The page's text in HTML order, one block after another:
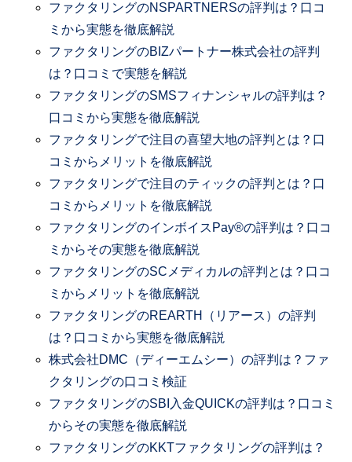
ファクタリングのNSPARTNERSの評判は？口コ
ミから実態を徹底解説
ファクタリングのBIZパートナー株式会社の評判
は？口コミで実態を解説
ファクタリングのSMSフィナンシャルの評判は？
口コミから実態を徹底解説
ファクタリングで注目の喜望大地の評判とは？口
コミからメリットを徹底解説
ファクタリングで注目のティックの評判とは？口
コミからメリットを徹底解説
ファクタリングのインボイスPay®の評判は？口コ
ミからその実態を徹底解説
ファクタリングのSCメディカルの評判とは？口コ
ミからメリットを徹底解説
ファクタリングのREARTH（リアース）の評判
は？口コミから実態を徹底解説
株式会社DMC（ディーエムシー）の評判は？ファ
クタリングの口コミ検証
ファクタリングのSBI入金QUICKの評判は？口コミ
からその実態を徹底解説
ファクタリングのKKTファクタリングの評判は？